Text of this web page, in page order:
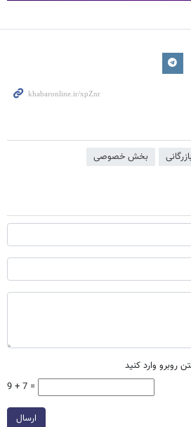
بخش خصوصی
روبرو وارد کنید
9 + 7 =
ارسال